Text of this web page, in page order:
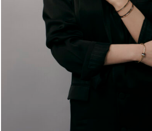
AYAKA MIYOSHI REJOINT
L’ÉMERGENCE D’UNE NOUVELLE
CULTURELLE DU LUXE...